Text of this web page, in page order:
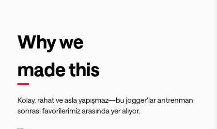
Why we
made this
Kolay, rahat ve asla yapışmaz—bu jogger'lar antrenman
sonrası favorilerimiz arasında yer alıyor.